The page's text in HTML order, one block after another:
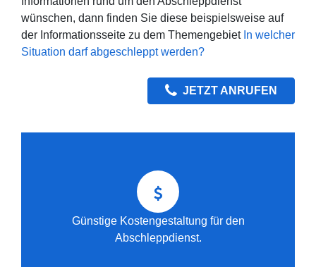
wünschen, dann finden Sie diese beispielsweise auf
der Informationsseite zu dem Themengebiet In welcher
Situation darf abgeschleppt werden?
JETZT ANRUFEN
Günstige Kostengestaltung für den
Abschleppdienst.